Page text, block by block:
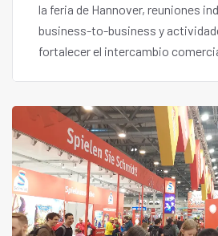
la feria de Hannover, reuniones
business-to-business y
fortalecer el intercambio